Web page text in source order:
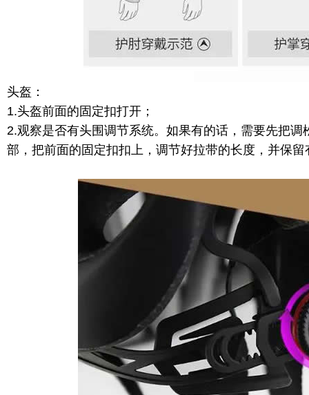
头盔：
1.头盔前面的固定扣打开；
2.观察是否有头围调节系统。如果有的话，需要先把
部，把前面的固定扣扣上，调节好拉带的长度，并保